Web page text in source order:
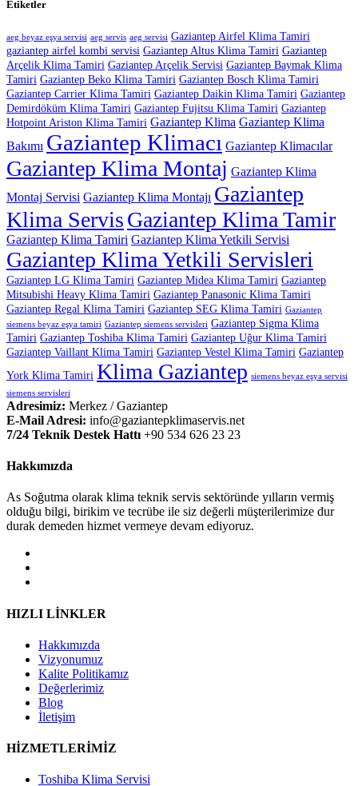
Etiketler
aeg beyaz eşya servisi aeg servis aeg servisi Gaziantep Airfel Klima Tamiri
gaziantep airfel kombi servisi Gaziantep Altus Klima Tamiri Gaziantep
Arçelik Klima Tamiri Gaziantep Arçelik Servisi Gaziantep Baymak Klima
Tamiri Gaziantep Beko Klima Tamiri Gaziantep Bosch Klima Tamiri
Gaziantep Carrier Klima Tamiri Gaziantep Daikin Klima Tamiri Gaziantep
Demirdöküm Klima Tamiri Gaziantep Fujitsu Klima Tamiri Gaziantep
Hotpoint Ariston Klima Tamiri Gaziantep Klima Gaziantep Klima
Bakımı Gaziantep Klimacı Gaziantep Klimacılar
Gaziantep Klima Montaj Gaziantep Klima
Montaj Servisi Gaziantep Klima Montajı Gaziantep
Klima ServisGaziantep Klima Tamir
Gaziantep Klima Tamiri Gaziantep Klima Yetkili Servisi
Gaziantep Klima Yetkili Servisleri
Gaziantep LG Klima Tamiri Gaziantep Midea Klima Tamiri Gaziantep
Mitsubishi Heavy Klima Tamiri Gaziantep Panasonic Klima Tamiri
Gaziantep Regal Klima Tamiri Gaziantep SEG Klima Tamiri Gaziantep
siemens beyaz eşya tamiri Gaziantep siemens servisleri Gaziantep Sigma Klima
Tamiri Gaziantep Toshiba Klima Tamiri Gaziantep Uğur Klima Tamiri
Gaziantep Vaillant Klima Tamiri Gaziantep Vestel Klima Tamiri Gaziantep
York Klima Tamiri Klima Gaziantep siemens beyaz eşya servisi
siemens servisleri
Adresimiz: Merkez / Gaziantep
E-Mail Adresi: info@gaziantepklimaservis.net
7/24 Teknik Destek Hattı +90 534 626 23 23
Hakkımızda
As Soğutma olarak klima teknik servis sektöründe yılların vermiş
olduğu bilgi, birikim ve tecrübe ile siz değerli müşterilerimize dur
durak demeden hizmet vermeye devam ediyoruz.
HIZLI LİNKLER
Hakkımızda
Vizyonumuz
Kalite Politikamız
Değerlerimiz
Blog
İletişim
HİZMETLERİMİZ
Toshiba Klima Servisi